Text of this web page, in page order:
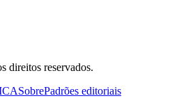
direitos reservados.
SobrePadrões editoriais